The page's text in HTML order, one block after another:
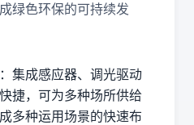
绿色环保的可持续发
集成感应器、调光驱动
捷，可为多种场所供给
多种运用场景的快速布